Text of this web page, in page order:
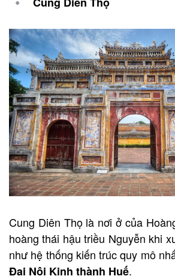
Cung Diên Thọ là nơi ở của
hoàng thái hậu triều Nguyễn khi
như hệ thống kiến trúc quy mô
Đại Nội Kinh thành Huế.